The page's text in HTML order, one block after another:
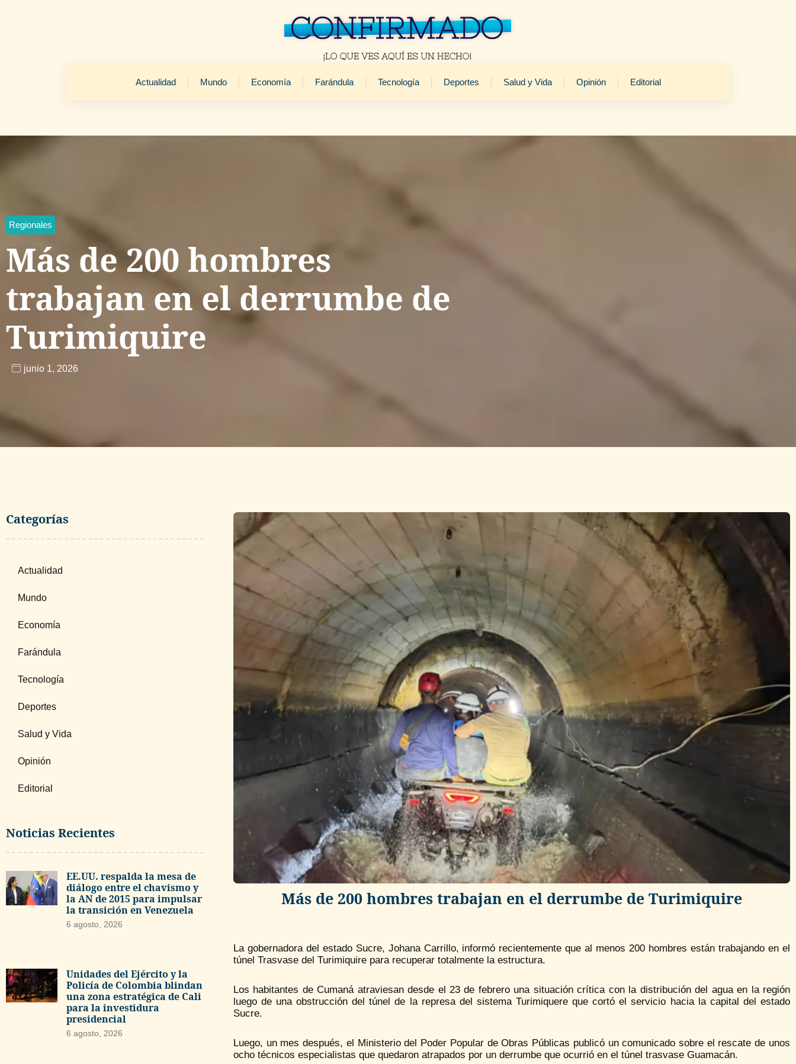
Actualidad Mundo Economía Farándula Tecnología Deportes Salud y Vida Opinión Editorial
Regionales
Más de 200 hombres
trabajan en el derrumbe de
Turimiquire
junio 1, 2026
Categorías
Actualidad
Mundo
Economía
Farándula
Tecnología
Deportes
Salud y Vida
Opinión
Editorial
Noticias Recientes
EE.UU. respalda la mesa de
diálogo entre el chavismo y
la AN de 2015 para impulsar
la transición en Venezuela
6 agosto, 2026
Unidades del Ejército y la
Policía de Colombia blindan
una zona estratégica de Cali
para la investidura
presidencial
6 agosto, 2026
Más de 200 hombres trabajan en el derrumbe de Turimiquire
La gobernadora del estado Sucre, Johana Carrillo, informó recientemente que al menos 200 hombres están trabajando en el
túnel Trasvase del Turimiquire para recuperar totalmente la estructura.
Los habitantes de Cumaná atraviesan desde el 23 de febrero una situación crítica con la distribución del agua en la región
luego de una obstrucción del túnel de la represa del sistema Turimiquere que cortó el servicio hacia la capital del estado
Sucre.
Luego, un mes después, el Ministerio del Poder Popular de Obras Públicas publicó un comunicado sobre el rescate de unos
ocho técnicos especialistas que quedaron atrapados por un derrumbe que ocurrió en el túnel trasvase Guamacán.